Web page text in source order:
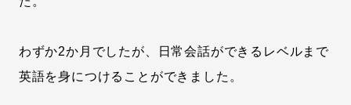
わずか2か月でしたが、日常会話ができるレベルまで
英語を身につけることができました。